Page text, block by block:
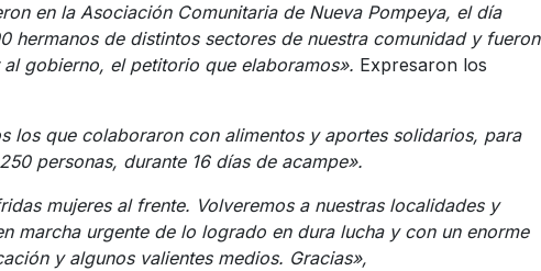
en la Asociación Comunitaria de Nueva Pompeya, el día
hermanos de distintos sectores de nuestra comunidad y fueron
gobierno, el petitorio que elaboramos». Expresaron los
los que colaboraron con alimentos y aportes solidarios, para
personas, durante 16 días de acampe».
mujeres al frente. Volveremos a nuestras localidades y
marcha urgente de lo logrado en dura lucha y con un enorme
y algunos valientes medios. Gracias»,